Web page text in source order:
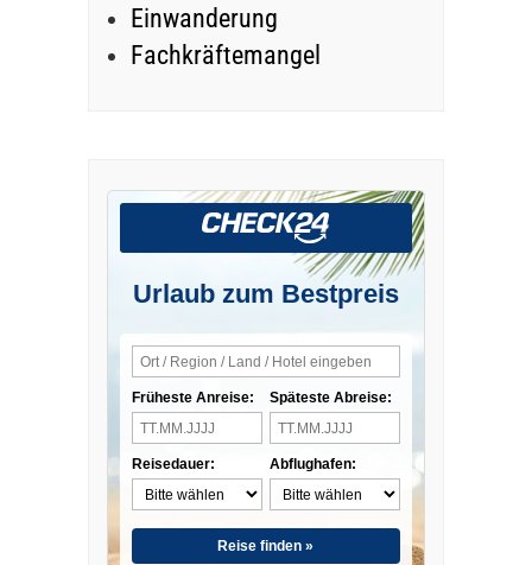
Einwanderung
Fachkräftemangel
Urlaub zum Bestpreis
Früheste Anreise:
Reisedauer:
Späteste Abreise:
Abflughafen:
Reise finden »